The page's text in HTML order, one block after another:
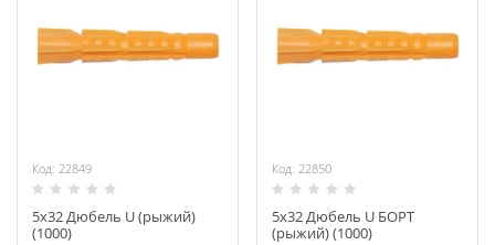
Код: 22849
5х32 Дюбель U (рыжий)
(1000)
Код: 22850
5х32 Дюбель U БОРТ
(рыжий) (1000)